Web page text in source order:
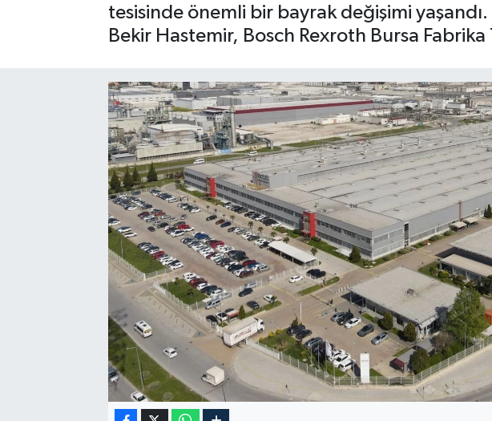
tesisinde önemli bir bayrak değişimi yaşandı.
Bekir Hastemir, Bosch Rexroth Bursa
Video Galeri